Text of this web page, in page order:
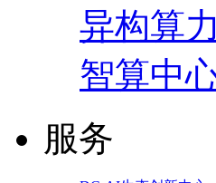
异构算
智算中
服务